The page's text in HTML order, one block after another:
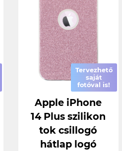
Tervezhető
saját
fotóval is!
Apple iPhone
14 Plus szilikon
tok csillogó
hátlap logó